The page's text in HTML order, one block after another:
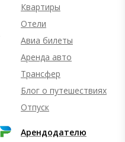
Квартиры
Отели
Авиа билеты
Аренда авто
Трансфер
Блог о путешествиях
Отпуск
Арендодателю